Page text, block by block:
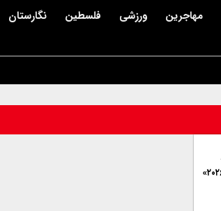
مهاجرین ورزشی فلسطین نگارستان
افغانستان، برنده جایزه «آزادی ۲۰۲۶»